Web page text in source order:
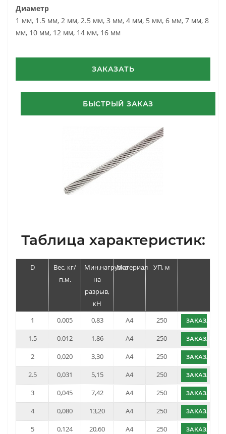
Диаметр
1 мм, 1.5 мм, 2 мм, 2.5 мм, 3 мм, 4 мм, 5 мм, 6 мм, 7 мм, 8
мм, 10 мм, 12 мм, 14 мм, 16 мм
ЗАКАЗАТЬ
БЫСТРЫЙ ЗАКАЗ
Таблица характеристик:
D
Вес, кг/
п.м.
Мин.нагрузка
на
разрыв,
кН
Материал УП, м
1 0,005 0,83 A4 250 ЗАКАЗАТЬ
1.5 0,012 1,86 A4 250 ЗАКАЗАТЬ
2 0,020 3,30 A4 250 ЗАКАЗАТЬ
2.5 0,031 5,15 A4 250 ЗАКАЗАТЬ
3 0,045 7,42 A4 250 ЗАКАЗАТЬ
4 0,080 13,20 A4 250 ЗАКАЗАТЬ
5 0,124 20,60 A4 250 ЗАКАЗАТЬ